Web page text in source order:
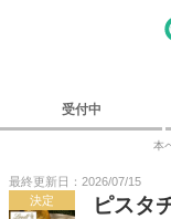
受付中
本
最終更新日：2026/07/15
決定
ピスタ